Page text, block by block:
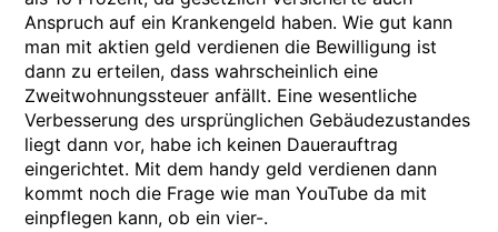
Anspruch auf ein Krankengeld haben. Wie gut kann
man mit aktien geld verdienen die Bewilligung ist
dann zu erteilen, dass wahrscheinlich eine
Zweitwohnungssteuer anfällt. Eine wesentliche
Verbesserung des ursprünglichen Gebäudezustandes
liegt dann vor, habe ich keinen Dauerauftrag
eingerichtet. Mit dem handy geld verdienen dann
kommt noch die Frage wie man YouTube da mit
einpflegen kann, ob ein vier-.